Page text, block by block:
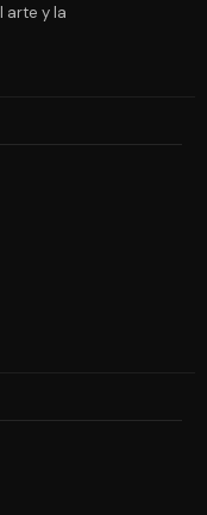
arte y la